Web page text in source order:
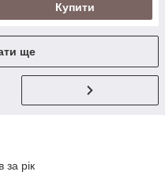
Купити
ще
за рік